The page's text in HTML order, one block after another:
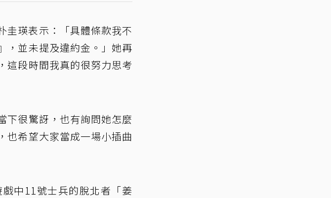
圭瑛表示：「具體條款我不
，並未提及違約金。」她再
這段時間我真的很努力思考
下很驚訝，也有詢問她怎麼
也希望大家當成一場小插曲
中11號士兵的脫北者「姜